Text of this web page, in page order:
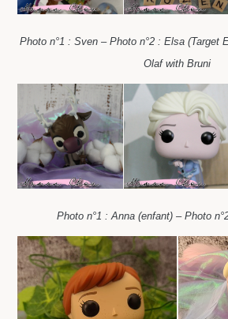
Photo n°1 : Sven – Photo n°2 : Elsa (Target
Olaf with Bruni
Photo n°1 : Anna (enfant) – Photo